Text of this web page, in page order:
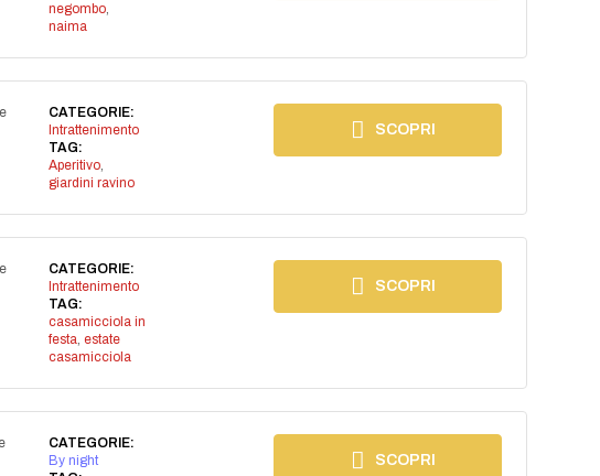
negombo,
naima
CATEGORIE:
Intrattenimento
TAG:
Aperitivo,
giardini ravino
SCOPRI
CATEGORIE:
Intrattenimento
TAG:
casamicciola in
festa, estate
casamicciola
SCOPRI
CATEGORIE:
By night
SCOPRI